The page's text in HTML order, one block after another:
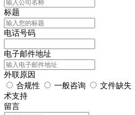
标题
电话号码
电子邮件地址
外联原因
合规性
一般咨询 文件缺失
术支持
留言